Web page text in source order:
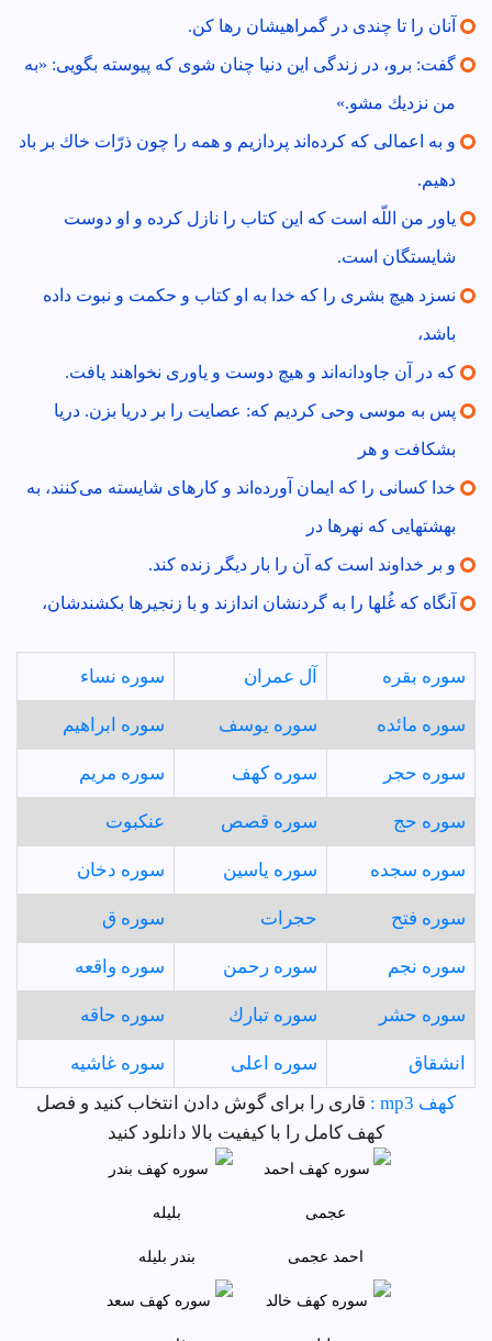
آنان را تا چندى در گمراهيشان رها كن.
گفت: برو، در زندگى اين دنيا چنان شوى كه پيوسته بگويى: «به
من نزديك مشو.»
و به اعمالى كه كرده‌اند پردازيم و همه را چون ذرّات خاك بر باد
دهيم.
ياور من اللّه است كه اين كتاب را نازل كرده و او دوست
شايستگان است.
نسزد هيچ بشرى را كه خدا به او كتاب و حكمت و نبوت داده
باشد،
كه در آن جاودانه‌اند و هيچ دوست و ياورى نخواهند يافت.
پس به موسى وحى كرديم كه: عصايت را بر دريا بزن. دريا
بشكافت و هر
خدا كسانى را كه ايمان آورده‌اند و كارهاى شايسته مى‌كنند، به
بهشتهايى كه نهرها در
و بر خداوند است كه آن را بار ديگر زنده كند.
آنگاه كه غُلها را به گردنشان اندازند و با زنجيرها بكشندشان،
سوره بقره آل عمران سوره نساء
سوره مائده سوره يوسف سوره ابراهيم
سوره حجر سوره كهف سوره مريم
سوره حج سوره قصص عنكبوت
سوره سجده سوره ياسين سوره دخان
سوره فتح حجرات سوره ق
سوره نجم سوره رحمن سوره واقعه
سوره حشر سوره تبارك سوره حاقه
انشقاق سوره اعلى
سوره غاشيه
كهف mp3 :
قاری را برای گوش دادن انتخاب کنید و فصل
كهف کامل را با کیفیت بالا دانلود کنید
احمد عجمى بندر بليله